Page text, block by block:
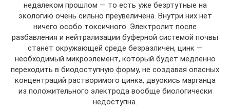
недалеком прошлом — то есть уже безртутные на
экологию очень сильно преувеличена. Внутри них нет
ничего особо токсичного. Электролит после
разбавления и нейтрализации буферной системой почвы
станет окружающей среде безразличен, цинк —
необходимый микроэлемент, который будет медленно
переходить в биодоступную форму, не создавая опасных
концентраций растворимого цинка, двуокись марганца
из положительного электрода вообще биологически
недоступна.